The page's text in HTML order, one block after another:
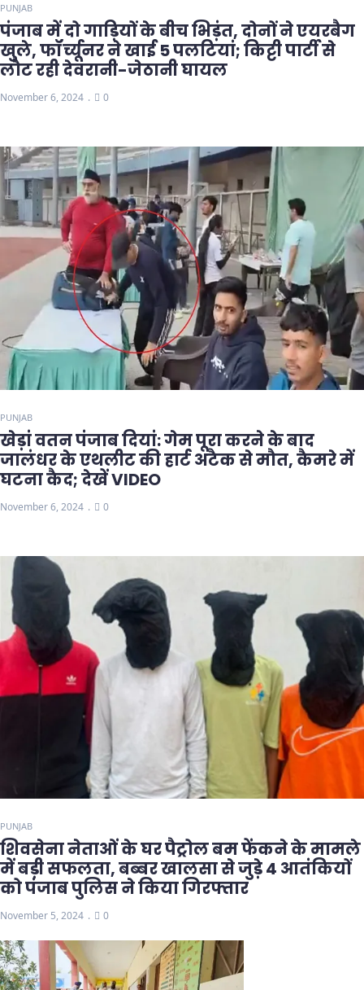
PUNJAB
पंजाब में दो गाड़ियों के बीच भिड़ंत, दोनों ने एयरबैग
खुले, फॉर्च्यूनर ने खाई 5 पलटियां; किट्टी पार्टी से
लौट रही देवरानी-जेठानी घायल
November 6, 2024 0
PUNJAB
खेड़ां वतन पंजाब दियां: गेम पूरा करने के बाद
जालंधर के एथलीट की हार्ट अटैक से मौत, कैमरे में
घटना कैद; देखें VIDEO
November 6, 2024 0
PUNJAB
शिवसेना नेताओं के घर पैट्रोल बम फेंकने के मामले
में बड़ी सफलता, बब्बर खालसा से जुड़े 4 आतंकियों
को पंजाब पुलिस ने किया गिरफ्तार
November 5, 2024 0